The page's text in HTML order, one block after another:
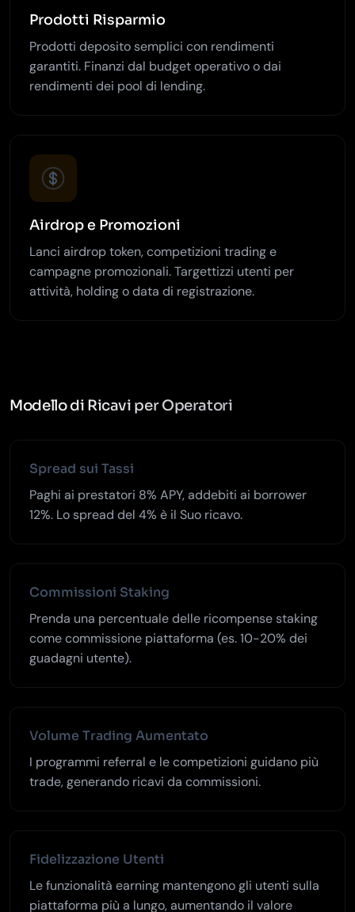
Prodotti Risparmio
Prodotti deposito semplici con rendimenti
garantiti. Finanzi dal budget operativo o dai
rendimenti dei pool di lending.
Airdrop e Promozioni
Lanci airdrop token, competizioni trading e
campagne promozionali. Targettizzi utenti per
attività, holding o data di registrazione.
Modello di Ricavi per Operatori
Spread sui Tassi
Paghi ai prestatori 8% APY, addebiti ai borrower
12%. Lo spread del 4% è il Suo ricavo.
Commissioni Staking
Prenda una percentuale delle ricompense staking
come commissione piattaforma (es. 10-20% dei
guadagni utente).
Volume Trading Aumentato
I programmi referral e le competizioni guidano più
trade, generando ricavi da commissioni.
Fidelizzazione Utenti
Le funzionalità earning mantengono gli utenti sulla
piattaforma più a lungo, aumentando il valore